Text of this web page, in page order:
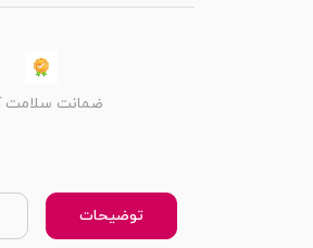
ضمانت سلامت
توضیحات